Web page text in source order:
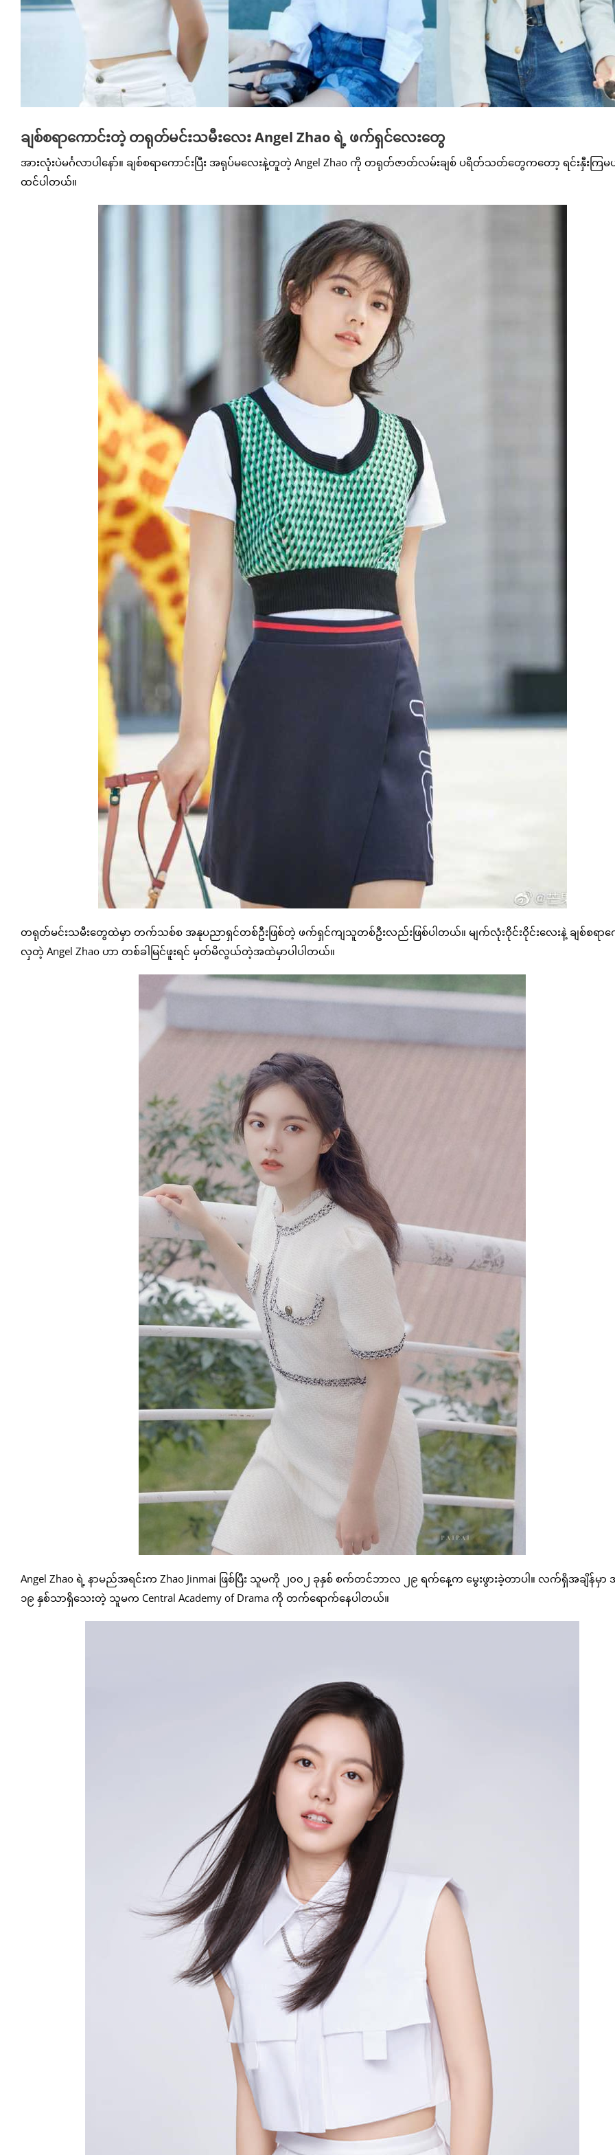
ချစ်စရာကောင်းတဲ့ တရုတ်မင်းသမီးလေး Angel Zhao ရဲ့ ဖက်ရှင်လေးတွေ
အားလုံးပဲမင်္ဂလာပါနော်။ ချစ်စရာကောင်းပြီး အရုပ်မလေးနဲ့တူတဲ့ Angel Zhao ကို တရုတ်ဇာတ်လမ်းချစ် ပရိတ်သတ်တွေကတော့ ရင်းနှီးကြ
ထင်ပါတယ်။
တရုတ်မင်းသမီးတွေထဲမှာ တက်သစ်စ အနုပညာရှင်တစ်ဦးဖြစ်တဲ့ ဖက်ရှင်ကျသူတစ်ဦးလည်းဖြစ်ပါတယ်။ မျက်လုံးဝိုင်းဝိုင်းလေးနဲ့ ချစ်စရာက
လှတဲ့ Angel Zhao ဟာ တစ်ခါမြင်ဖူးရင် မှတ်မိလွယ်တဲ့အထဲမှာပါပါတယ်။
Angel Zhao ရဲ့ နာမည်အရင်းက Zhao Jinmai ဖြစ်ပြီး သူမကို ၂၀၀၂ ခုနှစ် စက်တင်ဘာလ ၂၉ ရက်နေ့က မွေးဖွားခဲ့တာပါ။ လက်ရှိအချိန်မှ
၁၉ နှစ်သာရှိသေးတဲ့ သူမက Central Academy of Drama ကို တက်ရောက်နေပါတယ်။